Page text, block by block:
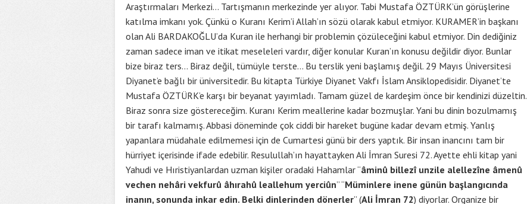
Araştırmaları Merkezi… Tartışmanın merkezinde yer alıyor. Tabi Mustafa ÖZTÜRK’ün görüşlerine
katılma imkanı yok. Çünkü o Kuranı Kerim’i Allah’ın sözü olarak kabul etmiyor. KURAMER’in başkanı
olan Ali BARDAKOĞLU’da Kuran ile herhangi bir problemin çözüleceğini kabul etmiyor. Din dediğiniz
zaman sadece iman ve itikat meseleleri vardır, diğer konular Kuran’ın konusu değildir diyor. Bunlar
bize biraz ters… Biraz değil, tümüyle terste… Bu terslik yeni başlamış değil. 29 Mayıs Üniversitesi
Diyanet’e bağlı bir üniversitedir. Bu kitapta Türkiye Diyanet Vakfı İslam Ansiklopedisidir. Diyanet’te
Mustafa ÖZTÜRK’e karşı bir beyanat yayımladı. Tamam güzel de kardeşim önce bir kendinizi düzeltin.
Biraz sonra size göstereceğim. Kuranı Kerim meallerine kadar bozmuşlar. Yani bu dinin bozulmamış
bir tarafı kalmamış. Abbasi döneminde çok ciddi bir hareket bugüne kadar devam etmiş. Yanlış
yapanlara müdahale edilmemesi için de Cumartesi günü bir ders yaptık. Bir insan inancını tam bir
hürriyet içerisinde ifade edebilir. Resulullah’ın hayattayken Ali İmran Suresi 72. Ayette ehli kitap yani
Yahudi ve Hıristiyanlardan uzman kişiler oradaki Hahamlar “âminû billezî unzile alellezîne âmenû
vechen nehâri vekfurû âhırahû leallehum yerciûn” “Müminlere inene günün başlangıcında
inanın, sonunda inkar edin. Belki dinlerinden dönerler” (Ali İmran 72) diyorlar. Organize bir